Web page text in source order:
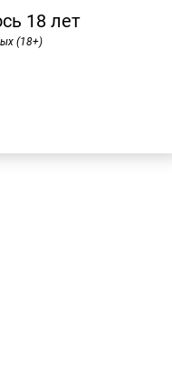
18 лет
(18+)